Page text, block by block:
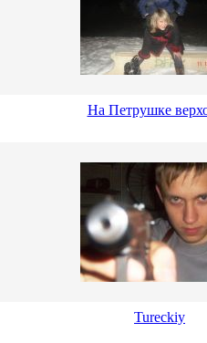
На Петрушке
Tureckiy